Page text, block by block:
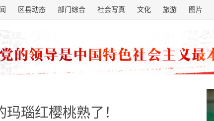
区县动态 部门综合 社会写真 文化 旅游 图片
玛瑙红樱桃熟了！